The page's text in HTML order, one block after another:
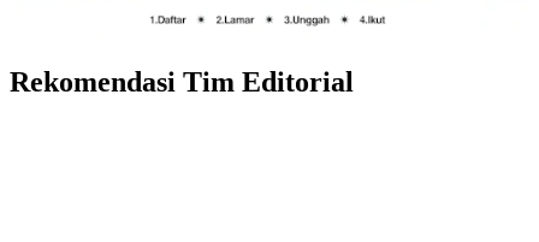
Rekomendasi Tim Editorial